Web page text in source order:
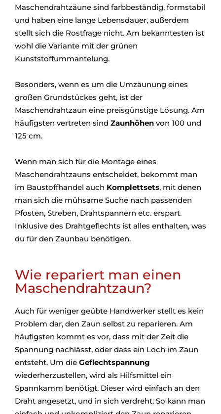
Maschendrahtzäune sind farbbeständig, formstabil
und haben eine lange Lebensdauer, außerdem
stellt sich die Rostfrage nicht. Am bekanntesten ist
wohl die Variante mit der grünen
Kunststoffummantelung.
Besonders, wenn es um die Umzäunung eines
großen Grundstückes geht, ist der
Maschendrahtzaun eine preisgünstige Lösung. Am
häufigsten vertreten sind Zaunhöhen von 100 und
125 cm.
Wenn man sich für die Montage eines
Maschendrahtzauns entscheidet, bekommt man
im Baustoffhandel auch Komplettsets, mit denen
man sich die mühsame Suche nach passenden
Pfosten, Streben, Drahtspannern etc. erspart.
Inklusive des Drahtgeflechts ist alles enthalten, was
du für den Zaunbau benötigen.
Wie repariert man einen
Maschendrahtzaun?
Auch für weniger geübte Handwerker stellt es kein
Problem dar, den Zaun selbst zu reparieren. Am
häufigsten kommt es vor, dass mit der Zeit die
Spannung nachlässt, oder dass ein Loch im Zaun
entsteht. Um die Geflechtspannung
wiederherzustellen, wird als Hilfsmittel ein
Spannkamm benötigt. Dieser wird einfach an den
Draht angesetzt, und in sich verdreht. So kann man